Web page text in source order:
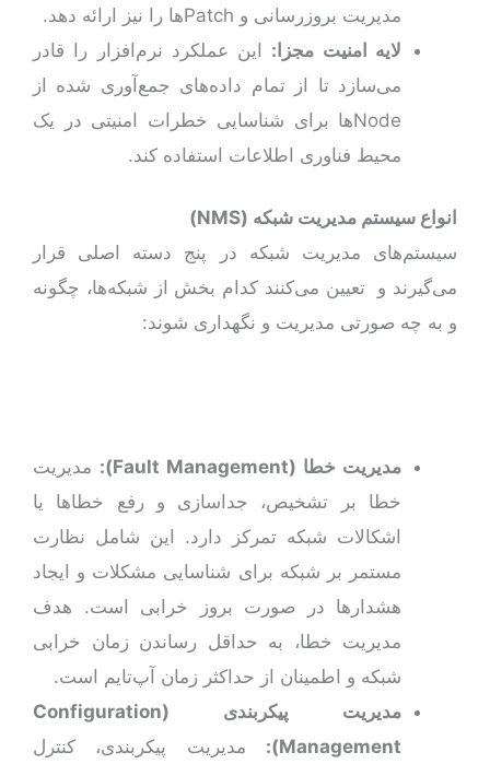
مدیریت بروزرسانی و Patchها را نیز ارائه دهد.
لایه امنیت مجزا: این عملکرد نرم‌افزار را قادر
می‌سازد تا از تمام داده‌های جمع‌آوری شده از
Nodeها برای شناسایی خطرات امنیتی در یک
محیط فناوری اطلاعات استفاده کند.
انواع سیستم‌ مدیریت شبکه (NMS
)
سیستم‌های مدیریت شبکه در پنج دسته اصلی قرار
می‌گیرند و تعیین می‌کنند کدام بخش از شبکه‌ها، چگونه
و به‌ چه صورتی مدیریت و نگهداری ‌شوند:
مدیریت خطا (Fault Management
): مدیریت
خطا بر تشخیص، جداسازی و رفع خطاها یا
اشکالات شبکه تمرکز دارد. این شامل نظارت
مستمر بر شبکه برای شناسایی مشکلات و ایجاد
هشدارها در صورت بروز خرابی است. هدف
مدیریت خطا، به حداقل رساندن زمان خرابی
شبکه و اطمینان از حداکثر زمان آپ‌تایم است.
مدیریت پیکربندی (Configuration
Management
): مدیریت پیکربندی، کنترل